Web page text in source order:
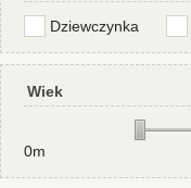
Dziewczynka
Wiek
0m